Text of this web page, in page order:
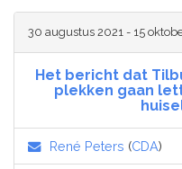
30 augustus 2021 - 15
Het bericht dat
plekken gaan
René Peters (CDA)